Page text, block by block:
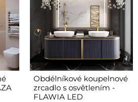
Obdélníkové koupelnové
zrcadlo s osvětlením -
FLAWIA LED